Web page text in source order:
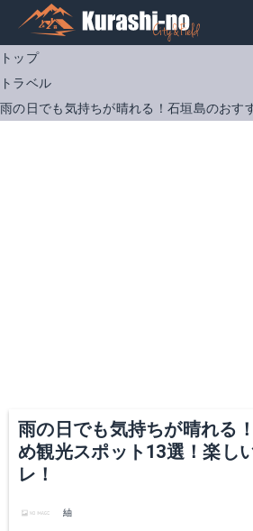
トップ
トラベル
雨の日でも気持ちが晴れる！石垣島のお
雨の日でも気持ちが晴れる
め観光スポット13選！楽し
レ！
紬